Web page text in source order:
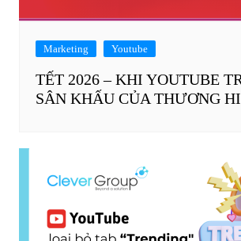
Marketing Youtube
TẾT 2026 – KHI YOUTUBE
SÂN KHẤU CỦA THƯƠNG